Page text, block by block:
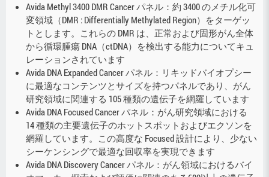
Avida Methyl 3400 DMR Cancer パネル：約 3400 のメチル化可
変領域（DMR : Differentially Methylated Region）をターゲッ
トとします。これらの DMR は、正常および固形がん全体
から循環腫瘍 DNA（ctDNA）を検出する能力についてキュ
レーションされています
Avida DNA Expanded Cancer パネル：リキッドバイオプシー
に最適なコンテンツとサイズを持つパネルであり、がん
研究領域に関連する 105 種類の遺伝子を網羅しています
Avida DNA Focused Cancer パネル：がん研究領域における
14 種類の主要遺伝子のホットスポットおよびエクソンを
網羅しています。この高度な Focused 設計により、少ない
シーケンシングで最適な回収率を実現できます
Avida DNA Discovery Cancer パネル：がん領域におけるバイ